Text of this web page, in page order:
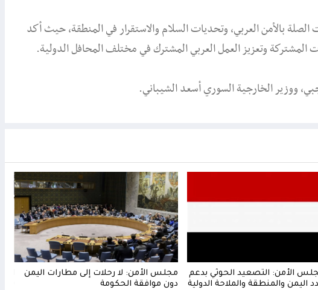
الصلة بالأمن العربي، وتحديات السلام والاستقرار في المنطقة، حيث أكد
المشتركة وتعزيز العمل العربي المشترك في مختلف المحافل الدولية.
ووزير الخارجية السوري أسعد الشيباني.
الأمن: التصعيد الحوثي بدعم
اليمن والمنطقة والملاحة الدولية
مجلس الأمن: لا رحلات إلى مطارات اليمن
دون موافقة الحكومة